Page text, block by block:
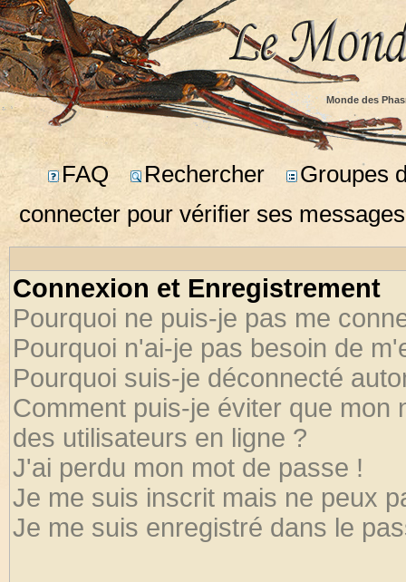
Monde des
FAQ Rechercher
Groupes
connecter pour vérifier ses
Connexion et Enregistrement
Pourquoi ne puis-je pas me
Pourquoi n'ai-je pas besoin de
Pourquoi suis-je déconnecté
Comment puis-je éviter que mon
des utilisateurs en ligne ?
J'ai perdu mon mot de passe !
Je me suis inscrit mais ne peux
Je me suis enregistré dans le